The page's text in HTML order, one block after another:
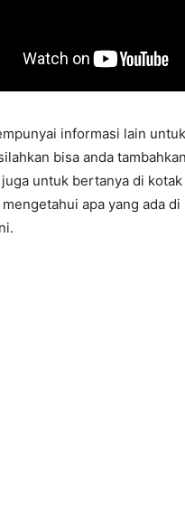
informasi lain
bisa anda
untuk bertanya di
apa yang ada